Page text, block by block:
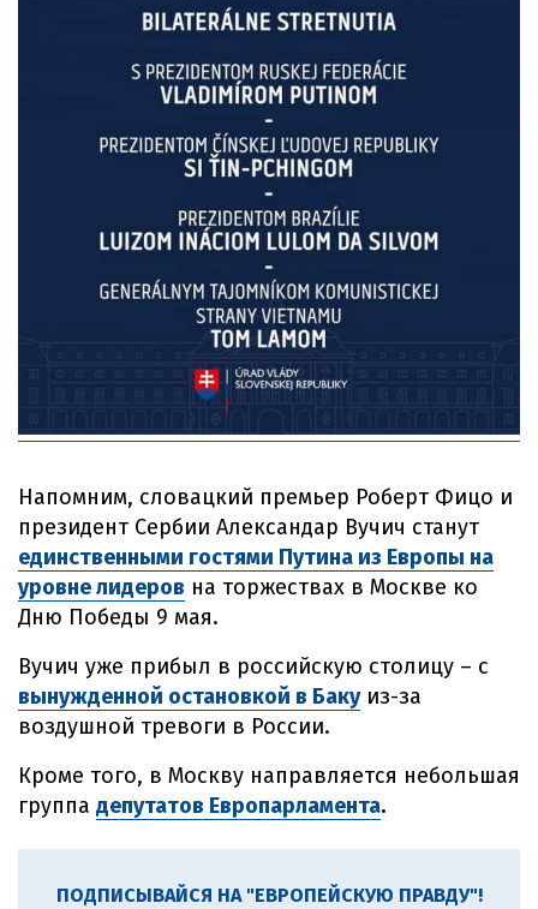
Напомним, словацкий премьер Роберт Фицо и
президент Сербии Александар Вучич станут
единственными гостями Путина из Европы на
уровне лидеров на торжествах в Москве ко
Дню Победы 9 мая.
Вучич уже прибыл в российскую столицу – с
вынужденной остановкой в Бакуиз-за
воздушной тревоги в России.
Кроме того, в Москву направляется небольшая
группа депутатов Европарламента.
ПОДПИСЫВАЙСЯ НА "ЕВРОПЕЙСКУЮ ПРАВДУ"!